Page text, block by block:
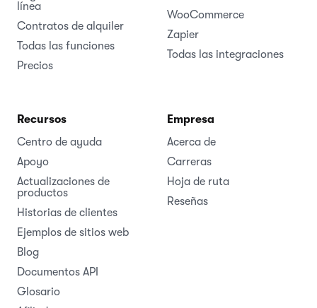
línea
Contratos de alquiler
Todas las funciones
Precios
WooCommerce
Zapier
Todas las integraciones
Recursos
Centro de ayuda
Apoyo
Actualizaciones de
productos
Historias de clientes
Ejemplos de sitios web
Blog
Documentos API
Glosario
Empresa
Acerca de
Carreras
Hoja de ruta
Reseñas